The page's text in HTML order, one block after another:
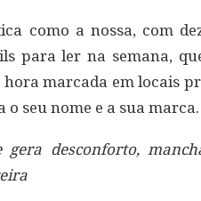
como a nossa, com
para ler na semana,
hora marcada em locais
o seu nome e a sua marca.
gera desconforto,